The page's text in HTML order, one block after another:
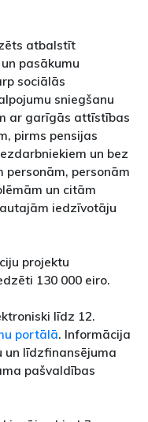
atbalstīt
pasākumu
sociālās
sniegšanu
ar garīgās attīstības
pirms pensijas
un bez
personām
un citām
iedzīvotāju
projektu
130 000 eiro.
līdz 12.
portālā. Informācija
un līdzfinansējuma
pašvaldības